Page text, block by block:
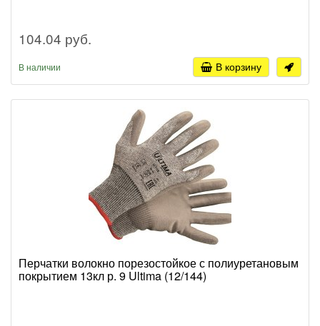
104.04 руб.
В наличии В корзину
Перчатки волокно порезостойкое с полиуретановым
покрытием 13кл р. 9 Ultima (12/144)